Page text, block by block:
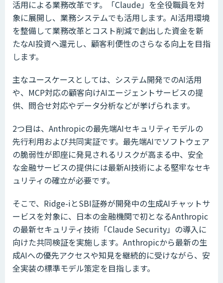
活用による業務改革です。「Claude」を全役職員を対
象に展開し、業務システムでも活用します。AI活用環境
を整備して業務改革とコスト削減で創出した資金を新
たなAI投資へ還元し、顧客利便性のさらなる向上を目指
します。
主なユースケースとしては、システム開発でのAI活用
や、MCP対応の顧客向けAIエージェントサービスの提
供、問合せ対応やデータ分析などが挙げられます。
2つ目は、Anthropicの最先端AIセキュリティモデルの
先行利用および共同実証です。最先端AIでソフトウェア
の脆弱性が即座に発見されるリスクが高まる中、安全
な金融サービスの提供には最新AI技術による堅牢なセキ
ュリティの確立が必要です。
そこで、Ridge-iとSBI証券が開発中の生成AIチャットサ
ービスを対象に、日本の金融機関で初となるAnthropic
の最新セキュリティ技術「Claude Security」の導入に
向けた共同検証を実施します。Anthropicから最新の生
成AIへの優先アクセスや知見を継続的に受けながら、安
全実装の標準モデル策定を目指します。